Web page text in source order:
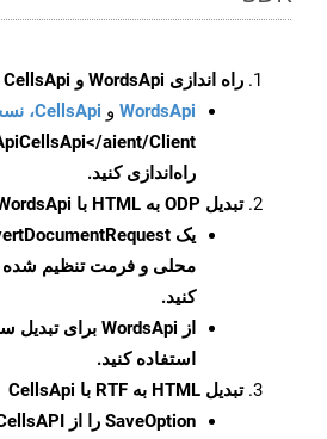
راه اندازی WordsApi و CellsApi
WordsApi و CellsApi، نسخه Basient
راه‌اندازی کنید.
تبدیل ODP به HTML با WordsApi
یک
کنید.
استفاده کنید.
تبدیل HTML به RTF با CellsApi
SaveOption